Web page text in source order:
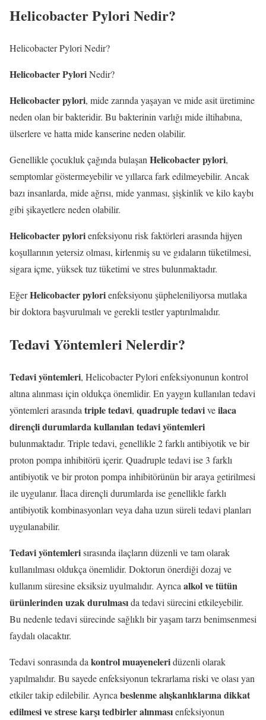
Helicobacter Pylori Nedir?
Helicobacter Pylori Nedir?
Helicobacter PyloriNedir?
Helicobacter pylori, mide zarında yaşayan ve mide asit üretimine
neden olan bir bakteridir. Bu bakterinin varlığı mide iltihabına,
ülserlere ve hatta mide kanserine neden olabilir.
Genellikle çocukluk çağında bulaşan Helicobacter pylori,
semptomlar göstermeyebilir ve yıllarca fark edilmeyebilir. Ancak
bazı insanlarda, mide ağrısı, mide yanması, şişkinlik ve kilo kaybı
gibi şikayetlere neden olabilir.
Helicobacter pylorienfeksiyonu risk faktörleri arasında hijyen
koşullarının yetersiz olması, kirlenmiş su ve gıdaların tüketilmesi,
sigara içme, yüksek tuz tüketimi ve stres bulunmaktadır.
EğerHelicobacter pylorienfeksiyonu şüpheleniliyorsa mutlaka
bir doktora başvurulmalı ve gerekli testler yaptırılmalıdır.
Tedavi Yöntemleri Nelerdir?
Tedavi yöntemleri, Helicobacter Pylori enfeksiyonunun kontrol
altına alınması için oldukça önemlidir. En yaygın kullanılan tedavi
yöntemleri arasında triple tedavi, quadruple tedaviveilaca
dirençli durumlarda kullanılan tedavi yöntemleri
bulunmaktadır. Triple tedavi, genellikle 2 farklı antibiyotik ve bir
proton pompa inhibitörü içerir. Quadruple tedavi ise 3 farklı
antibiyotik ve bir proton pompa inhibitörünün bir araya getirilmesi
ile uygulanır. İlaca dirençli durumlarda ise genellikle farklı
antibiyotik kombinasyonları veya daha uzun süreli tedavi planları
uygulanabilir.
Tedavi yöntemlerisırasında ilaçların düzenli ve tam olarak
kullanılması oldukça önemlidir. Doktorun önerdiği dozaj ve
kullanım süresine eksiksiz uyulmalıdır. Ayrıca alkol ve tütün
ürünlerinden uzak durulmasıda tedavi sürecini etkileyebilir.
Bu nedenle tedavi sürecinde sağlıklı bir yaşam tarzı benimsenmesi
faydalı olacaktır.
Tedavi sonrasında da kontrol muayeneleridüzenli olarak
yapılmalıdır. Bu sayede enfeksiyonun tekrarlama riski ve olası yan
etkiler takip edilebilir. Ayrıca beslenme alışkanlıklarına dikkat
edilmesi ve strese karşı tedbirler alınmasıenfeksiyonun